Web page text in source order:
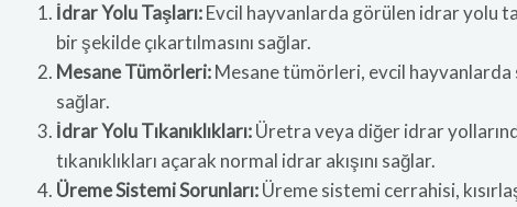
İdrar Yolu Taşları:Evcil hayvanlarda görülen idrar yolu
bir şekilde çıkartılmasını sağlar.
Mesane Tümörleri:Mesane tümörleri, evcil hayvanlarda
sağlar.
İdrar Yolu Tıkanıklıkları:Üretra veya diğer idrar
tıkanıklıkları açarak normal idrar akışını sağlar.
Üreme Sistemi Sorunları:Üreme sistemi cerrahisi,